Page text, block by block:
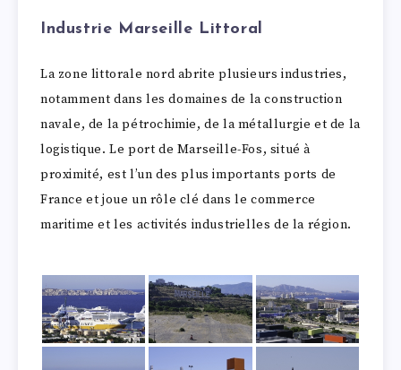
Industrie Marseille Littoral
La zone littorale nord abrite plusieurs industries,
notamment dans les domaines de la construction
navale, de la pétrochimie, de la métallurgie et de la
logistique. Le port de Marseille-Fos, situé à
proximité, est l’un des plus importants ports de
France et joue un rôle clé dans le commerce
maritime et les activités industrielles de la région.